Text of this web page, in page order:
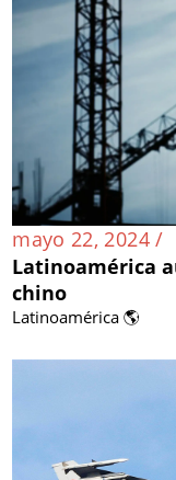
mayo 22, 2024 /
Latinoamérica
chino
Latinoamérica 🌎